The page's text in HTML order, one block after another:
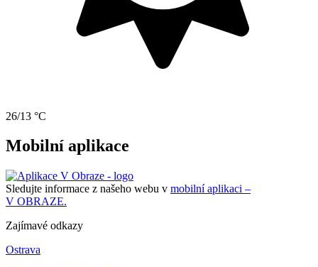
26/13 °C
Mobilní aplikace
Sledujte informace z našeho webu v mobilní aplikaci –
V OBRAZE.
Zajímavé odkazy
Ostrava